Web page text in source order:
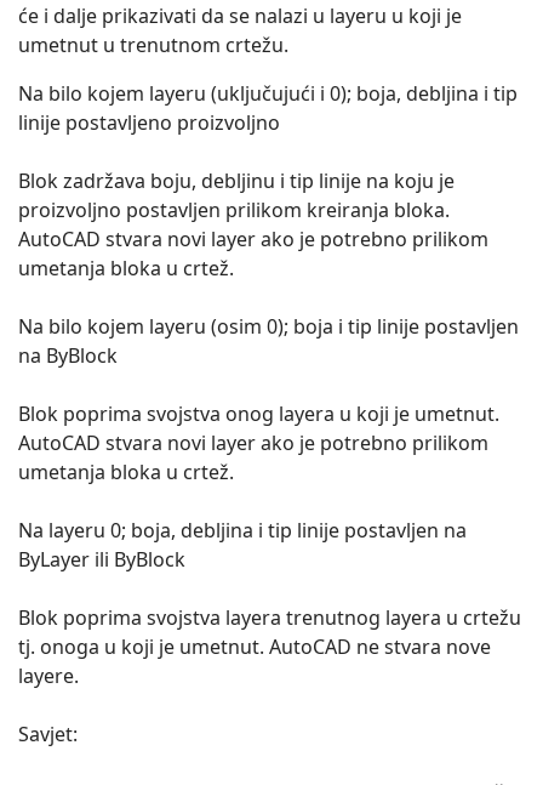
će i dalje prikazivati da se nalazi u layeru u koji je
umetnut u trenutnom crtežu.
Na bilo kojem layeru (uključujući i 0); boja, debljina i tip
linije postavljeno proizvoljno
Blok zadržava boju, debljinu i tip linije na koju je
proizvoljno postavljen prilikom kreiranja bloka.
AutoCAD stvara novi layer ako je potrebno prilikom
umetanja bloka u crtež.
Na bilo kojem layeru (osim 0); boja i tip linije postavljen
na ByBlock
Blok poprima svojstva onog layera u koji je umetnut.
AutoCAD stvara novi layer ako je potrebno prilikom
umetanja bloka u crtež.
Na layeru 0; boja, debljina i tip linije postavljen na
ByLayer ili ByBlock
Blok poprima svojstva layera trenutnog layera u crtežu
tj. onoga u koji je umetnut. AutoCAD ne stvara nove
layere.
Savjet: